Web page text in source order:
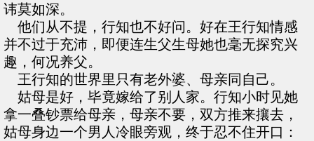
讳莫如深。
他们从不提，行知也不好问。好在王行知情感
并不过于充沛，即便连生父生母她也毫无探究兴
趣，何况养父。
王行知的世界里只有老外婆、母亲同自己。
姑母是好，毕竟嫁给了别人家。行知小时见她
拿一叠钞票给母亲，母亲不要，双方推来攘去，
姑母身边一个男人冷眼旁观，终于忍不住开口：